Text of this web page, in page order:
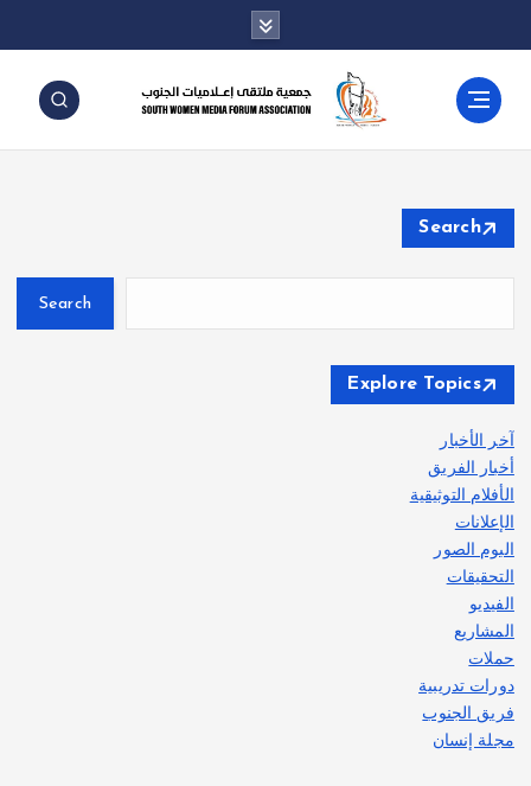
و
Search
Search
Explore Topics
آخر الأخبار
أخبار الفريق
الأفلام التوثيقية
الإعلانات
البوم الصور
التحقيقات
الفيديو
المشاريع
حملات
دورات تدريبية
فريق الجنوب
مجلة إنسان